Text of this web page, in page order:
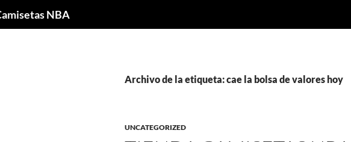
NBA
Archivo de la etiqueta: cae la bolsa de valores hoy
UNCATEGORIZED